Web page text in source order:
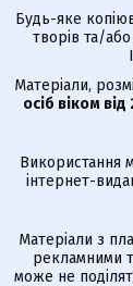
Будь-яке
творів та/
Матеріали,
осіб віком від
Використання
інтернет-
Матеріали з
рекламними
може не